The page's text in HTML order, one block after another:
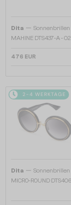
Dita — Sonnenbrillen
MAHINE DTS437-A -
476 EUR
2-4 WERKTAGE
Dita — Sonnenbrillen
MICRO-ROUND